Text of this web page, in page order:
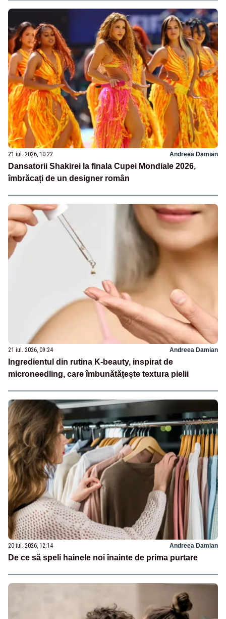
21 iul. 2026, 10:22 Andreea Damian
Dansatorii Shakirei la finala Cupei Mondiale 2026,
îmbrăcați de un designer român
21 iul. 2026, 09:24 Andreea Damian
Ingredientul din rutina K-beauty, inspirat de
microneedling, care îmbunătățește textura pielii
20 iul. 2026, 12:14 Andreea Damian
De ce să speli hainele noi înainte de prima purtare